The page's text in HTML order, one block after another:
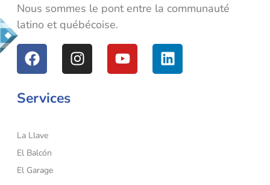
Nous sommes le pont entre la communauté
latino et québécoise.
Services
La Llave
El Balcón
El Garage